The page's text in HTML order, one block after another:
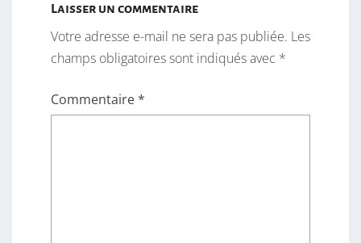
Laisser un commentaire
Votre adresse e-mail ne sera pas publiée. Les
champs obligatoires sont indiqués avec *
Commentaire*